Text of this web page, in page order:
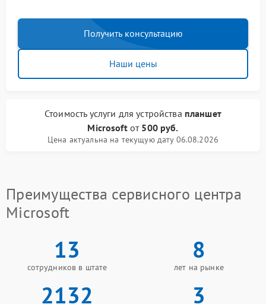
Получить консультацию
Наши цены
Стоимость услуги для устройства планшет
Microsoftот 500 руб.
Цена актуальна на текущую дату 06.08.2026
Преимущества сервисного центра
Microsoft
13
сотрудников в штате
8
лет на рынке
2132 3